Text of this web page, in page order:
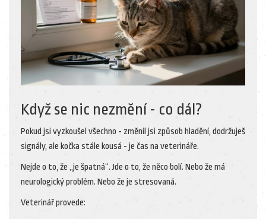
Když se nic nezmění - co dál?
Pokud jsi vyzkoušel všechno - změnil jsi způsob hladění, dodržuješ
signály, ale kočka stále kousá - je čas na veterináře.
Nejde o to, že „je špatná“. Jde o to, že něco bolí. Nebo že má
neurologický problém. Nebo že je stresovaná.
Veterinář provede: